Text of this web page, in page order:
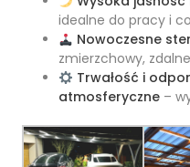
idealne do pracy i
Nowoczesne
zmierzchowy,
Trwałość i
atmosferyczne –